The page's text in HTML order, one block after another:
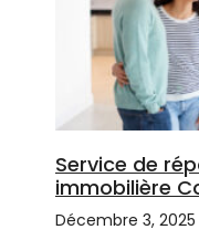
Service de
immobilière
Décembre 3, 2025